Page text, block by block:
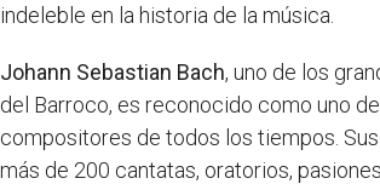
indeleble en la historia de la música.
Johann Sebastian Bach, uno de los
del Barroco, es reconocido como uno
compositores de todos los tiempos.
más de 200 cantatas, oratorios,